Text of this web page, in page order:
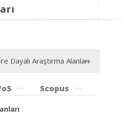
Dayalı Araştırma Alanları
Scopus